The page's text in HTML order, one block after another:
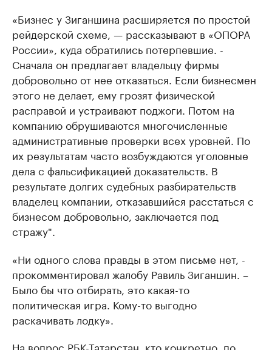
«Бизнес у Зиганшина расширяется по простой
рейдерской схеме, — рассказывают в «ОПОРА
России», куда обратились потерпевшие. -
Сначала он предлагает владельцу фирмы
добровольно от нее отказаться. Если бизнесмен
этого не делает, ему грозят физической
расправой и устраивают поджоги. Потом на
компанию обрушиваются многочисленные
административные проверки всех уровней. По
их результатам часто возбуждаются уголовные
дела с фальсификацией доказательств. В
результате долгих судебных разбирательств
владелец компании, отказавшийся расстаться с
бизнесом добровольно, заключается под
стражу".
«Ни одного слова правды в этом письме нет, -
прокомментировал жалобу Равиль Зиганшин. –
Было бы что отбирать, это какая-то
политическая игра. Кому-то выгодно
раскачивать лодку».
На вопрос РБК-Татарстан, кто конкретно, по